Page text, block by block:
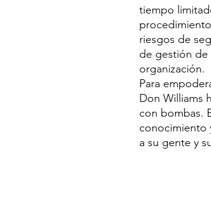
tiempo
riesgos de
de gestión de
organización.
Para
Don Williams
con bombas.
conocimiento
a su gente y